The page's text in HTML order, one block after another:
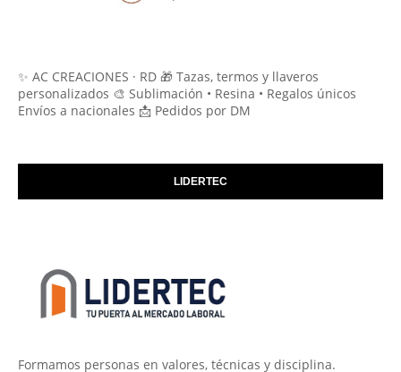
✨ AC CREACIONES · RD 🎁 Tazas, termos y llaveros
personalizados 🎨 Sublimación • Resina • Regalos únicos
Envíos a nacionales 📩 Pedidos por DM
LIDERTEC
Formamos personas en valores, técnicas y disciplina.